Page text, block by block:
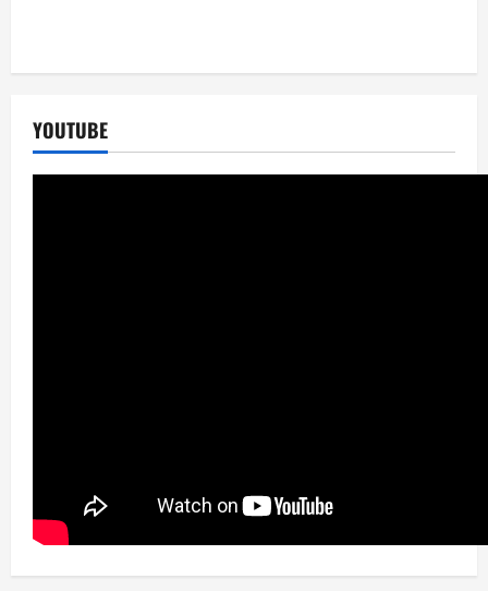
YOUTUBE